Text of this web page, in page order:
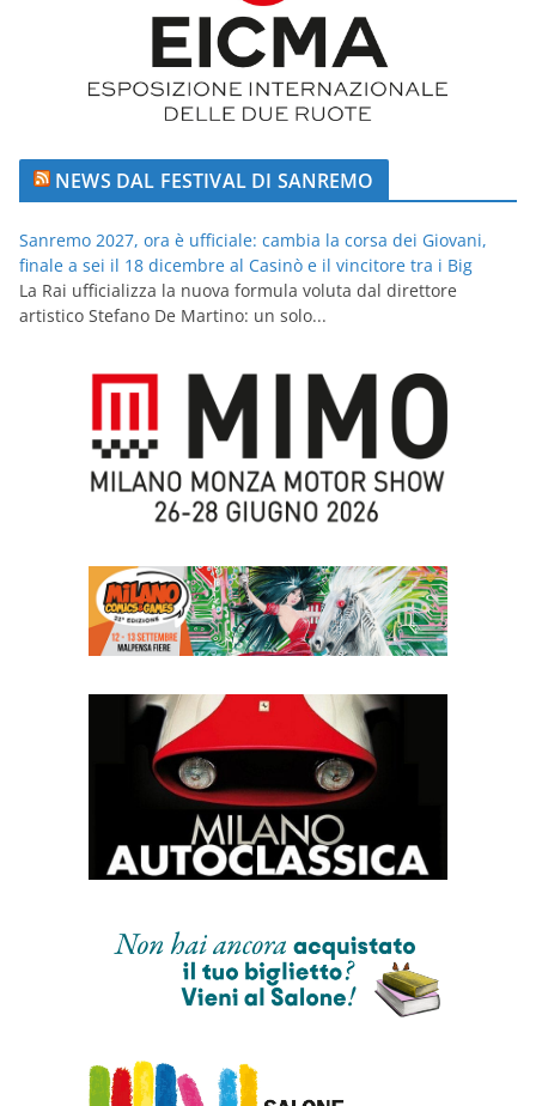
NEWS DAL FESTIVAL DI SANREMO
Sanremo 2027, ora è ufficiale: cambia la corsa dei Giovani,
finale a sei il 18 dicembre al Casinò e il vincitore tra i Big
La Rai ufficializza la nuova formula voluta dal direttore
artistico Stefano De Martino: un solo...